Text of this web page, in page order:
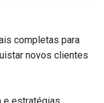
completas para
novos clientes